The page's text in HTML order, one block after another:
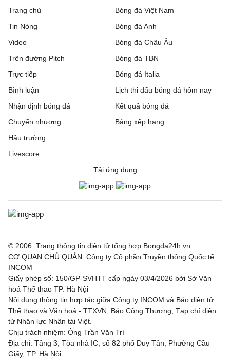
Trang chủ
Tin Nóng
Video
Trên đường Pitch
Trực tiếp
Bóng đá Việt Nam
Bóng đá Anh
Bóng đá Châu Âu
Bóng đá TBN
Bóng đá Italia
Bình luận
Nhận định bóng đá
Chuyển nhượng
Hậu trường
Livescore
Lịch thi đấu bóng đá hôm nay
Kết quả bóng đá
Bảng xếp hạng
Tải ứng dụng
© 2006. Trang thông tin điện tử tổng hợp Bongda24h.vn
CƠ QUAN CHỦ QUẢN: Công ty Cổ phần Truyền thông Quốc tế
INCOM
Giấy phép số: 150/GP-SVHTT cấp ngày 03/4/2026 bởi Sở Văn
hoá Thể thao TP. Hà Nội
Nội dung thông tin hợp tác giữa Công ty INCOM và Báo điện tử
Thể thao và Văn hoá - TTXVN, Báo Công Thương, Tạp chí điện
tử Nhân lực Nhân tài Việt.
Chịu trách nhiệm: Ông Trần Văn Trí
Địa chỉ: Tầng 3, Tòa nhà IC, số 82 phố Duy Tân, Phường Cầu
Giấy, TP. Hà Nội